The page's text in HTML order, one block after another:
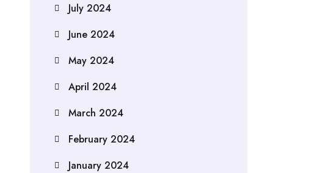
July 2024
June 2024
May 2024
April 2024
March 2024
February 2024
January 2024